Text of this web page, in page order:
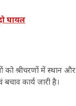
घायल
को श्रीचरणों में स्थान और
कार्य जारी है।